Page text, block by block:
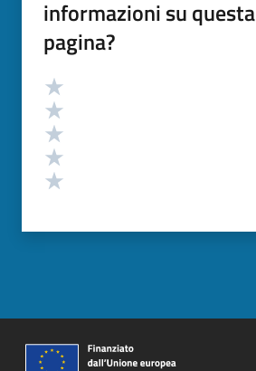
informazioni su questa
pagina?
Valutazione